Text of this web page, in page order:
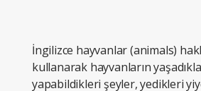
İngilizce hayvanlar (animals)
kullanarak hayvanların
yapabildikleri şeyler, yedikleri